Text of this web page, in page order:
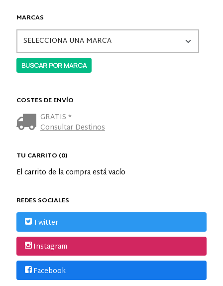
MARCAS
COSTES DE ENVÍO
GRATIS *
Consultar Destinos
TU CARRITO (0)
El carrito de la compra está vacío
REDES SOCIALES
Twitter
Instagram
Facebook